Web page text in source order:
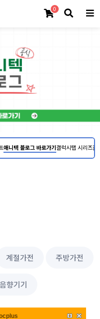
0
애니텍 블로그 바로가기갤럭시탭 시리즈플
계절가전 주방가전
음향기기